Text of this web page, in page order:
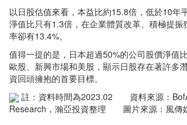
以日股估值來看，本益比約15.8倍，低於10年
淨值比只有1.3倍，在企業體質改革、積極提振
率卻有13.4%。
值得一提的是，日本超過50%的公司股價淨值
歐股、新興市場和美股，顯示日股存在著許多
資回頭擁抱的首要目標。
註：資料時間為2023.02 資料來源：
Research，瀚亞投資整理 圖片來源：風傳